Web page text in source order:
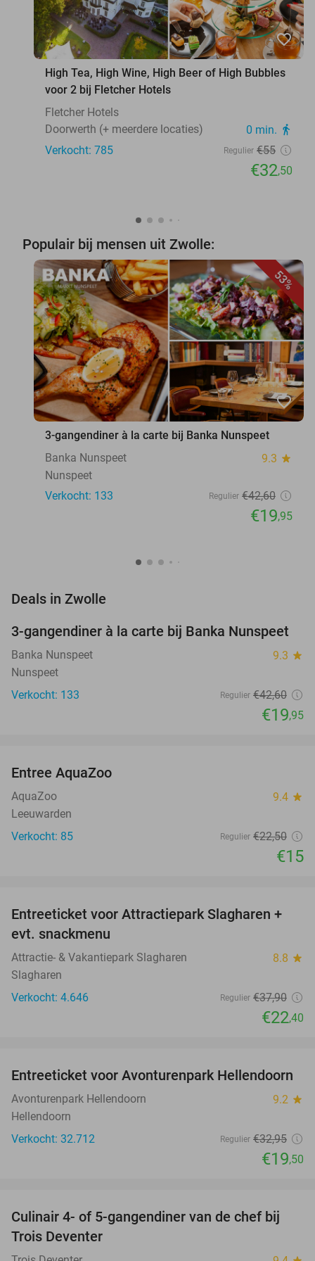
favorite_border
High Tea, High Wine, High Beer of High Bubbles
voor 2 bij Fletcher Hotels
Fletcher Hotels
Doorwerth (+ meerdere locaties)
0 min. directions_walk
Verkocht: 785 Regulier €55
€32,50
Populair bij mensen uit Zwolle:
53%
favorite_border
3-gangendiner à la carte bij Banka Nunspeet
Banka Nunspeet
9.3 star
Nunspeet
Verkocht: 133
Regulier €42,60
€19,95
Deals in Zwolle
53%
3-gangendiner à la carte bij Banka Nunspeet
Banka Nunspeet 9.3 star
Nunspeet
Verkocht: 133
Regulier €42,60
€19,95
TODAY
Entree AquaZoo
AquaZoo 9.4 star
Leeuwarden
Verkocht: 85
Regulier €22,50
€15
41%
Entreeticket voor Attractiepark Slagharen +
evt. snackmenu
Attractie- & Vakantiepark Slagharen 8.8 star
Slagharen
Verkocht: 4.646
Regulier €37,90
€22,40
41%
Entreeticket voor Avonturenpark Hellendoorn
Avonturenpark Hellendoorn 9.2 star
Hellendoorn
Verkocht: 32.712
Regulier €32,95
€19,50
39%
TODAY
Culinair 4- of 5-gangendiner van de chef bij
Trois Deventer